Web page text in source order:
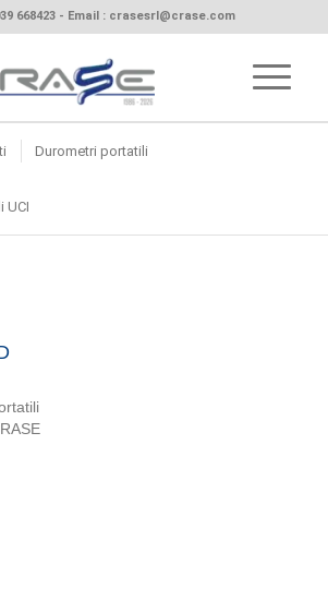
668423 - Email : crasesrl@crase.com
Durometri portatili
UCI